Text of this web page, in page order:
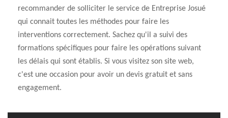
recommander de solliciter le service de Entreprise Josué
qui connait toutes les méthodes pour faire les
interventions correctement. Sachez qu'il a suivi des
formations spécifiques pour faire les opérations suivant
les délais qui sont établis. Si vous visitez son site web,
c'est une occasion pour avoir un devis gratuit et sans
engagement.